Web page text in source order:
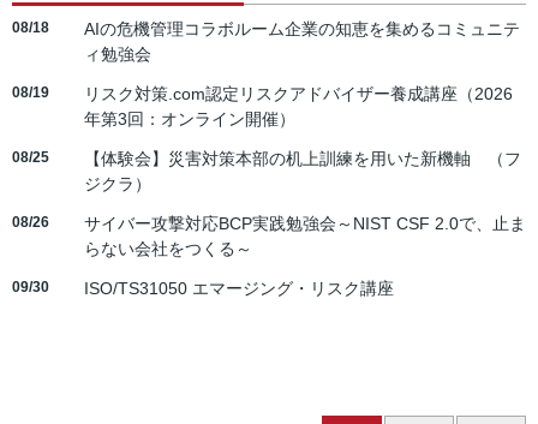
08/18
AIの危機管理コラボルーム企業の知恵を集めるコミュニテ
ィ勉強会
08/19
リスク対策.com認定リスクアドバイザー養成講座（2026
年第3回：オンライン開催）
08/25
【体験会】災害対策本部の机上訓練を用いた新機軸 （フ
ジクラ）
08/26
サイバー攻撃対応BCP実践勉強会～NIST CSF 2.0で、止ま
らない会社をつくる～
09/30 ISO/TS31050 エマージング・リスク講座